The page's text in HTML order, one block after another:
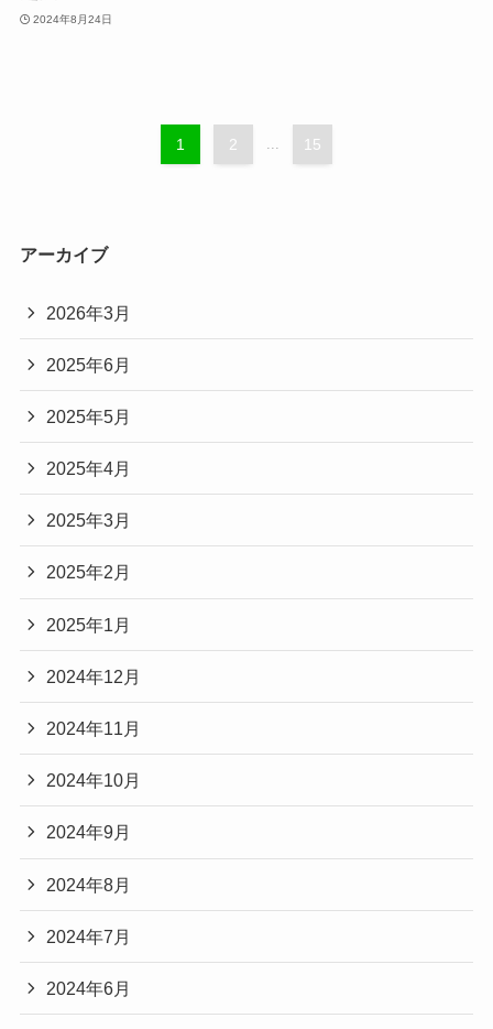
2024年8月24日
1 2 15
アーカイブ
2026年3月
2025年6月
2025年5月
2025年4月
2025年3月
2025年2月
2025年1月
2024年12月
2024年11月
2024年10月
2024年9月
2024年8月
2024年7月
2024年6月